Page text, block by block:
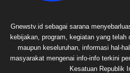
Gnewstv.id sebagai sarana
kebijakan, program, kegiatan yang telah
maupun keseluruhan, informasi hal-
masyarakat mengenai info-info terkini
Kesatuan Republik